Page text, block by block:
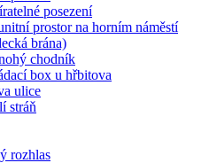
posezení
prostor na horním náměstí
brána)
chodník
box u hřbitova
ulice
stráň
rozhlas